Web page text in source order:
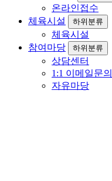
온라인접수
체육시설
하위분류
체육시설
참여마당
하위분류
상담센터
1:1 이메일문의
자유마당